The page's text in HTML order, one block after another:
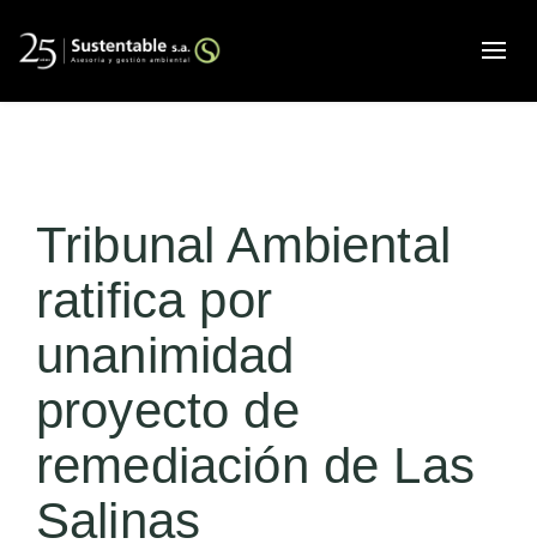
Tribunal Ambiental
ratifica por
unanimidad
proyecto de
remediación de Las
Salinas